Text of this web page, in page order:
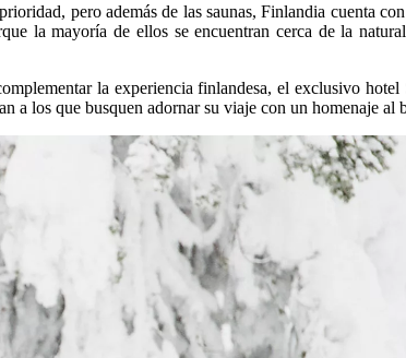
pero además de las saunas, Finlandia cuenta
la mayoría de ellos se encuentran cerca de la
la experiencia finlandesa, el exclusivo
a los que busquen adornar su viaje con un homenaje al